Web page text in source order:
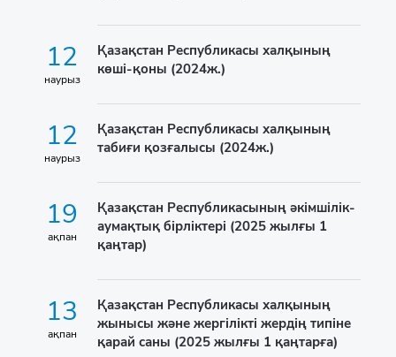
12
наурыз
Қазақстан Республикасы халқының
көші-қоны (2024ж.)
12
наурыз
Қазақстан Республикасы халқының
табиғи қозғалысы (2024ж.)
19
ақпан
Қазақстан Республикасының әкімшілік-
аумақтық бірліктері (2025 жылғы 1
қаңтар)
13
ақпан
Қазақстан Республикасы халқының
жынысы және жергілікті жердің типіне
қарай саны (2025 жылғы 1 қаңтарға)